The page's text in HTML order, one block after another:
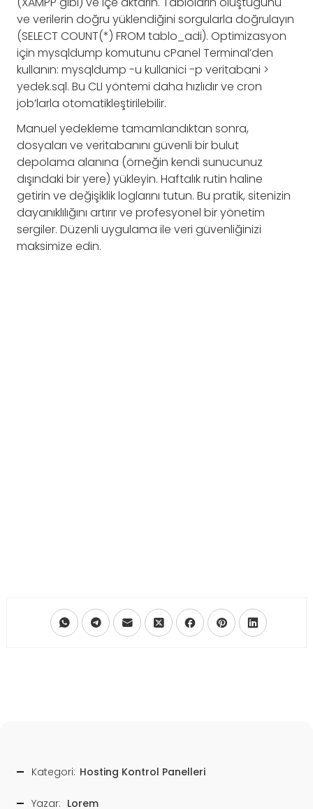
ve verilerin doğru yüklendiğini sorgularla doğrulayın
(SELECT COUNT(*) FROM tablo_adi). Optimizasyon
için mysqldump komutunu cPanel Terminal’den
kullanın: mysqldump -u kullanici -p veritabani >
yedek.sql. Bu CLI yöntemi daha hızlıdır ve cron
job’larla otomatikleştirilebilir.
Manuel yedekleme tamamlandıktan sonra,
dosyaları ve veritabanını güvenli bir bulut
depolama alanına (örneğin kendi sunucunuz
dışındaki bir yere) yükleyin. Haftalık rutin haline
getirin ve değişiklik loglarını tutun. Bu pratik, sitenizin
dayanıklılığını artırır ve profesyonel bir yönetim
sergiler. Düzenli uygulama ile veri güvenliğinizi
maksimize edin.
Kategori: Hosting Kontrol Panelleri
Yazar: Lorem